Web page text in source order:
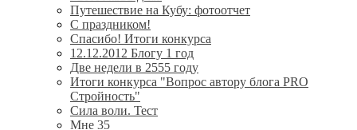
Путешествие на Кубу: фотоотчет
С праздником!
Спасибо! Итоги конкурса
12.12.2012 Блогу 1 год
Две недели в 2555 году
Итоги конкурса "Вопрос автору блога PRO
Стройность"
Сила воли. Тест
Мне 35